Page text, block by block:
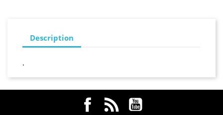
Description
.
Facebook
Rss